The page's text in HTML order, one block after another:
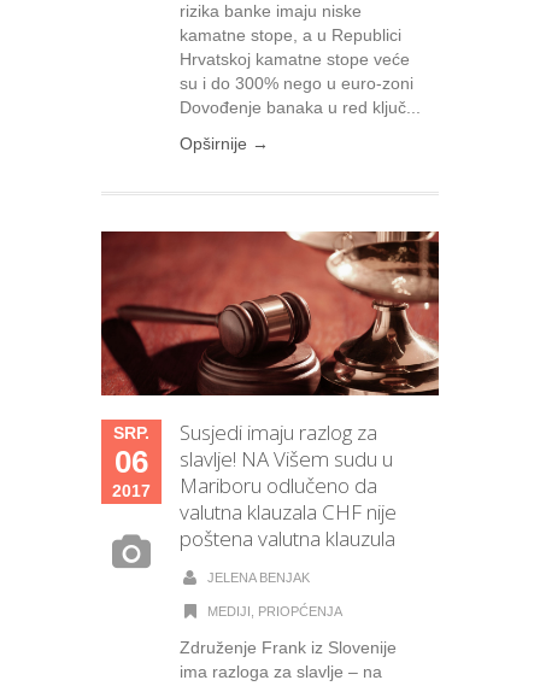
rizika banke imaju niske
kamatne stope, a u Republici
Hrvatskoj kamatne stope veće
su i do 300% nego u euro-zoni
Dovođenje banaka u red ključ...
Opširnije →
SRP.
06
2017
Susjedi imaju razlog za
slavlje! NA Višem sudu u
Mariboru odlučeno da
valutna klauzala CHF nije
poštena valutna klauzula
JELENA BENJAK
MEDIJI PRIOPĆENJA
Združenje Frank iz Slovenije
ima razloga za slavlje – na